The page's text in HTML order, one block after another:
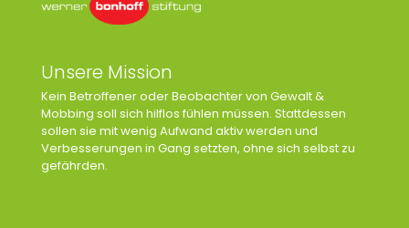
Unsere Mission
Kein Betroffener oder Beobachter von Gewalt &
Mobbing soll sich hilflos fühlen müssen. Stattdessen
sollen sie mit wenig Aufwand aktiv werden und
Verbesserungen in Gang setzten, ohne sich selbst zu
gefährden.